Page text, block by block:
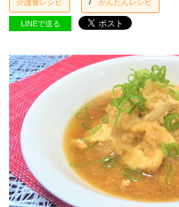
介護食レシピ かんたんレシピ
LINEで送る